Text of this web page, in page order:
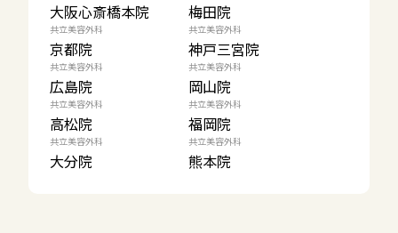
大阪心斎橋本院 梅田院
共立美容外科
京都院
共立美容外科
神戸三宮院
共立美容外科
広島院
共立美容外科
岡山院
共立美容外科
高松院
共立美容外科
福岡院
共立美容外科
大分院
共立美容外科
熊本院